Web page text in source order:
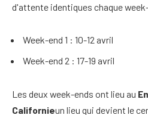
d'attente identiques chaque week-
Week-end 1 : 10-12 avril
Week-end 2 : 17-19 avril
Les deux week-ends ont lieu au
Californieun lieu qui devient le